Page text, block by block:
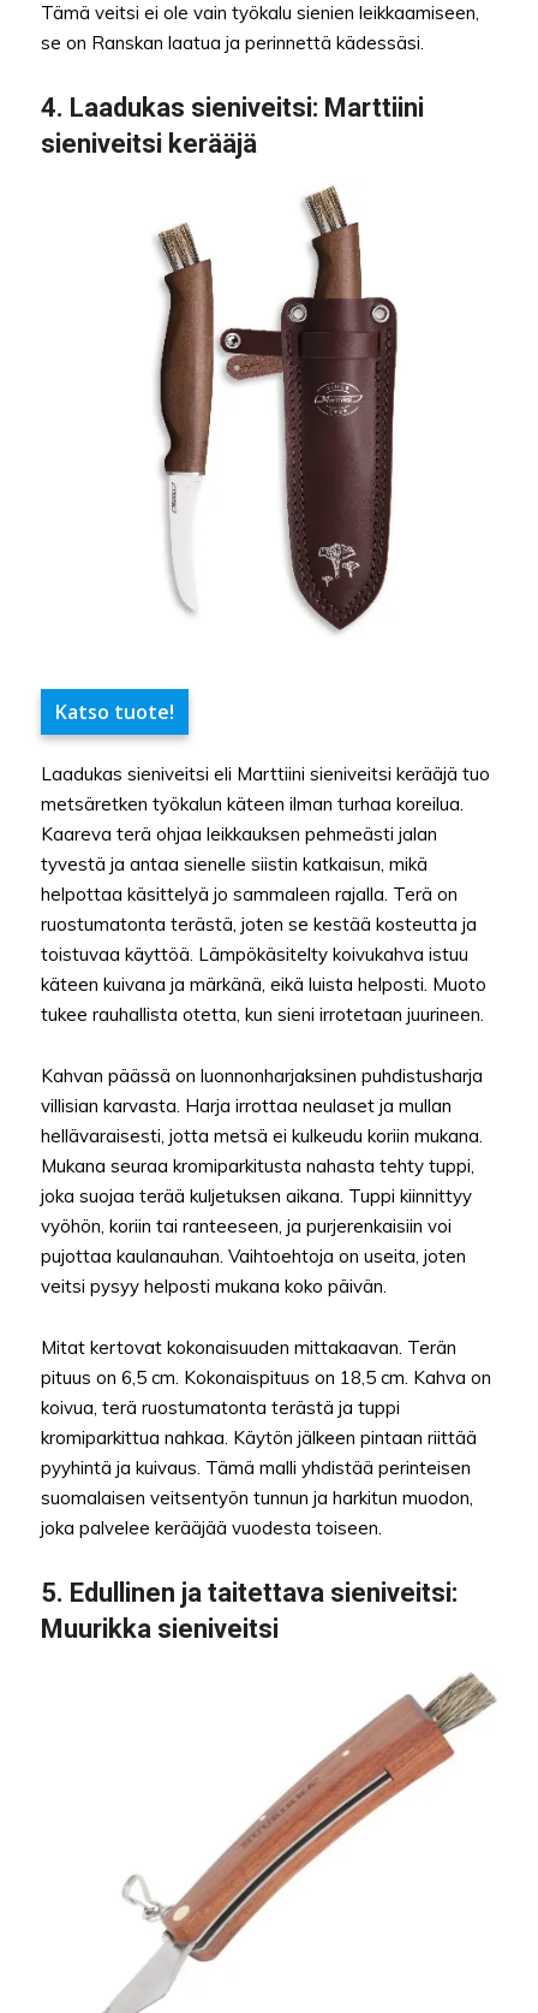
Tämä veitsi ei ole vain työkalu sienien leikkaamiseen,
se on Ranskan laatua ja perinnettä kädessäsi.
4. Laadukas sieniveitsi: Marttiini
sieniveitsi kerääjä
Katso tuote!
Laadukas sieniveitsi eli Marttiini sieniveitsi kerääjä tuo
metsäretken työkalun käteen ilman turhaa koreilua.
Kaareva terä ohjaa leikkauksen pehmeästi jalan
tyvestä ja antaa sienelle siistin katkaisun, mikä
helpottaa käsittelyä jo sammaleen rajalla. Terä on
ruostumatonta terästä, joten se kestää kosteutta ja
toistuvaa käyttöä. Lämpökäsitelty koivukahva istuu
käteen kuivana ja märkänä, eikä luista helposti. Muoto
tukee rauhallista otetta, kun sieni irrotetaan juurineen.
Kahvan päässä on luonnonharjaksinen puhdistusharja
villisian karvasta. Harja irrottaa neulaset ja mullan
hellävaraisesti, jotta metsä ei kulkeudu koriin mukana.
Mukana seuraa kromiparkitusta nahasta tehty tuppi,
joka suojaa terää kuljetuksen aikana. Tuppi kiinnittyy
vyöhön, koriin tai ranteeseen, ja purjerenkaisiin voi
pujottaa kaulanauhan. Vaihtoehtoja on useita, joten
veitsi pysyy helposti mukana koko päivän.
Mitat kertovat kokonaisuuden mittakaavan. Terän
pituus on 6,5 cm. Kokonaispituus on 18,5 cm. Kahva on
koivua, terä ruostumatonta terästä ja tuppi
kromiparkittua nahkaa. Käytön jälkeen pintaan riittää
pyyhintä ja kuivaus. Tämä malli yhdistää perinteisen
suomalaisen veitsentyön tunnun ja harkitun muodon,
joka palvelee kerääjää vuodesta toiseen.
5. Edullinen ja taitettava sieniveitsi:
Muurikka sieniveitsi